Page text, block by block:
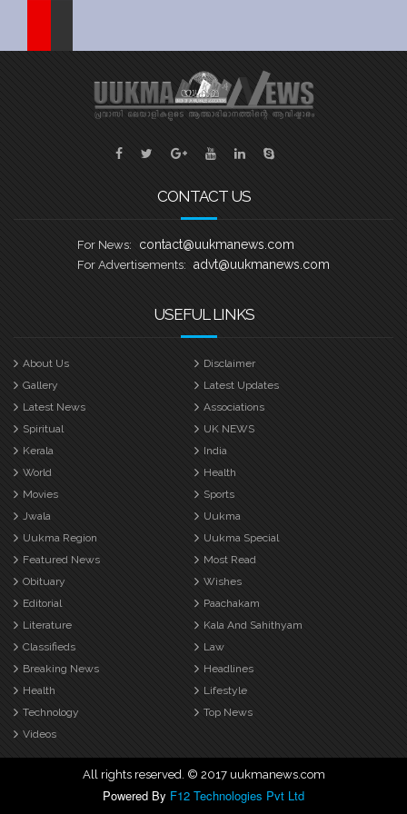
CONTACT US
For News: contact@uukmanews.com
For Advertisements: advt@uukmanews.com
USEFUL LINKS
About Us
Disclaimer
Gallery
Latest Updates
Latest News
Associations
Spiritual
UK NEWS
Kerala
India
World
Health
Movies
Sports
Jwala
Uukma
Uukma Region
Uukma Special
Featured News
Most Read
Obituary
Wishes
Editorial
Paachakam
Literature
Kala And Sahithyam
Classifieds
Law
Breaking News
Headlines
Health
Lifestyle
Technology
Top News
Videos
All rights reserved. © 2017 uukmanews.com
Powered By F12 Technologies Pvt Ltd